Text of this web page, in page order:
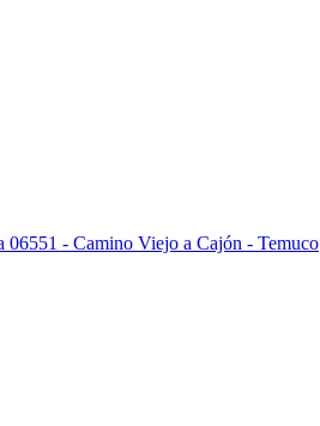
06551 - Camino Viejo a Cajón - Temuco